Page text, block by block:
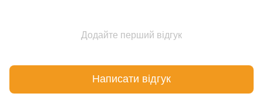
Додайте перший відгук
Написати відгук